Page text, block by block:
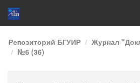
Skip
navigation
Репозиторий БГУИР Журнал
№6 (36)